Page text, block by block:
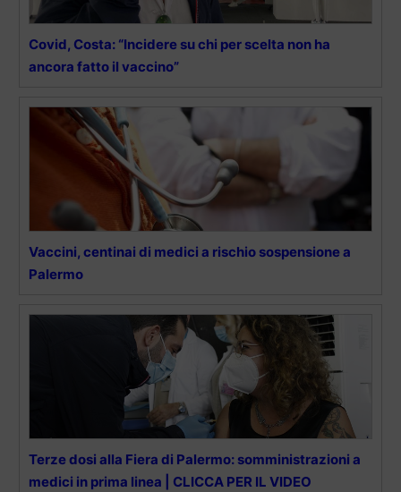
Covid, Costa: “Incidere su chi per scelta non ha
ancora fatto il vaccino”
Vaccini, centinai di medici a rischio sospensione a
Palermo
Terze dosi alla Fiera di Palermo: somministrazioni a
medici in prima linea | CLICCA PER IL VIDEO